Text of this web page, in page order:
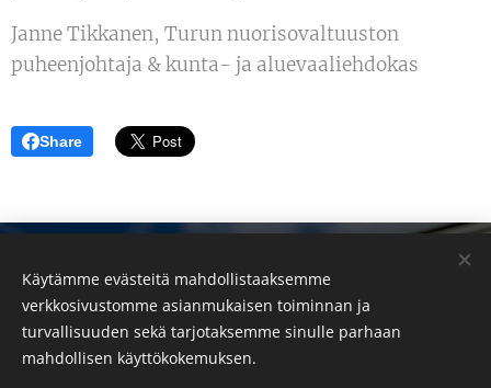
Janne Tikkanen, Turun nuorisovaltuuston
puheenjohtaja & kunta- ja aluevaaliehdokas
Share
eino.koskinen(at)gmail.com
Kaikki oikeudet pidätetään 2026
Cookies
Käytämme evästeitä mahdollistaaksemme
verkkosivustomme asianmukaisen toiminnan ja
turvallisuuden sekä tarjotaksemme sinulle parhaan
mahdollisen käyttökokemuksen.